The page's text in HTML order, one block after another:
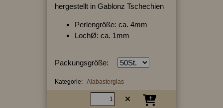
hergestellt in Gablonz Tschechien
Perlengröße: ca. 4mm
LochØ: ca. 1mm
Packungsgröße:
Kategorie: Alabasterglas